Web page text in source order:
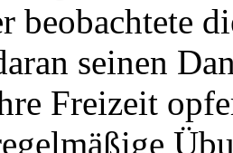
seinen
Freizeit